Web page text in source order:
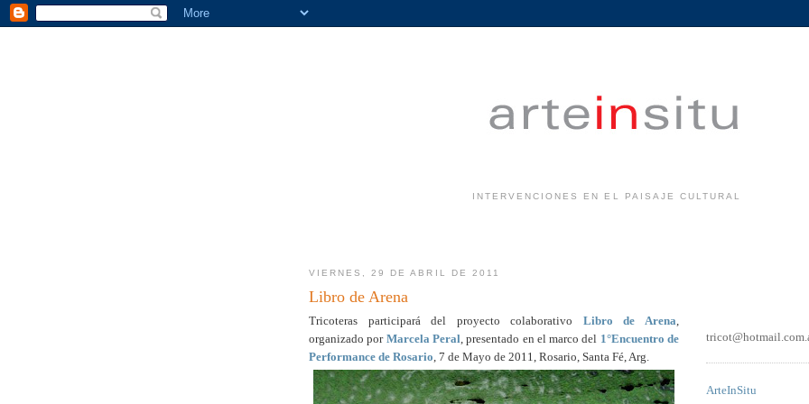
INTERVENCIONES EN EL PAISAJE CULTURAL
VIERNES, 29 DE ABRIL DE 2011
Libro de Arena
Tricoteras participará del proyecto colaborativo Libro de Arena
organizado por Marcela Peral , presentado en el marco del 1°Encuentro de
Performance de Rosario , 7 de Mayo de 2011, Rosario, Santa Fé, Arg.
ArteInSitu